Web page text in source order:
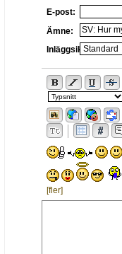
E-post:
Ämne:
Inläggsikon:
[fler]